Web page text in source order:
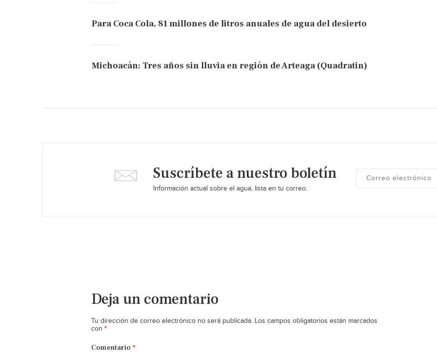
Para Coca Cola, 81 millones de litros anuales de agua del desierto
Michoacán: Tres años sin lluvia en región de Arteaga (Quadratin)
Suscríbete a nuestro boletín
Información actual sobre el agua, lista en tu correo.
Deja un comentario
Tu dirección de correo electrónico no será publicada. Los campos obligatorios están marcados
con *
Comentario *